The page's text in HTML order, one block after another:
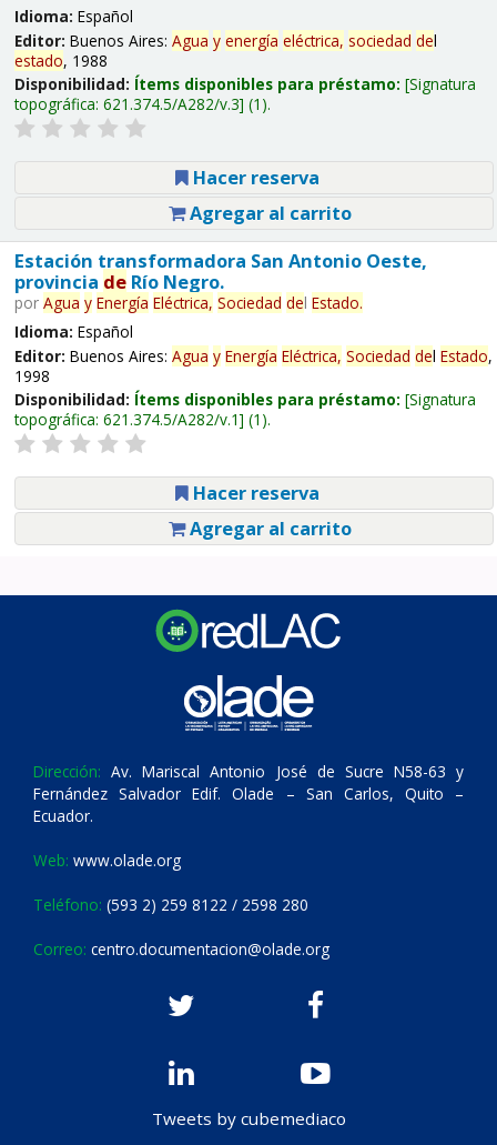
Idioma: Español
Editor: Buenos Aires: Agua y energía eléctrica, sociedad del
estado, 1988
Disponibilidad: Ítems disponibles para préstamo: Signatura
topográfica: 621.374.5/A282/v.3 (1).
Hacer reserva
Agregar al carrito
Estación transformadora San Antonio Oeste,
provincia deRío Negro.
por Agua y Energía Eléctrica, Sociedad del Estado.
Idioma: Español
Editor: Buenos Aires: Agua y Energía Eléctrica, Sociedad del Estado,
1998
Disponibilidad: Ítems disponibles para préstamo: Signatura
topográfica: 621.374.5/A282/v.1 (1).
Hacer reserva
Agregar al carrito
Dirección: Av. Mariscal Antonio José de Sucre N58-63 y
Fernández Salvador Edif. Olade – San Carlos, Quito –
Ecuador.
Web: www.olade.org
Teléfono: (593 2) 259 8122 / 2598 280
Correo: centro.documentacion@olade.org
Tweets by cubemediaco